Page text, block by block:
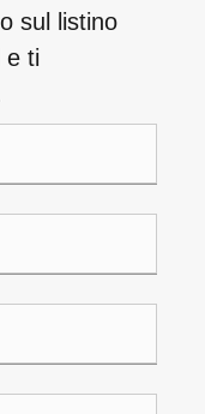
sul listino
e ti